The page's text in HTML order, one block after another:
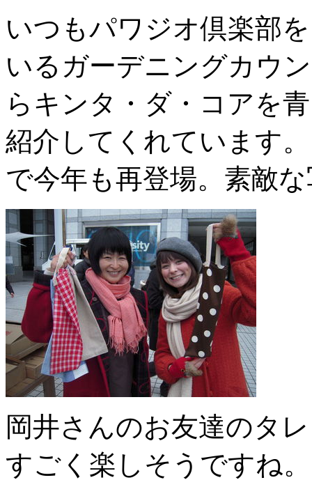
いつもパワジオ倶楽部
いるガーデニングカウ
らキンタ・ダ・コアを
紹介してくれています
で今年も再登場。素敵
岡井さんのお友達のタ
すごく楽しそうですね